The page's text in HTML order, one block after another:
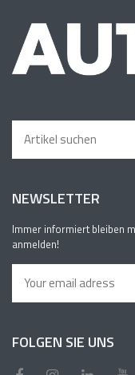
NEWSLETTER
Immer informiert bleiben
anmelden!
FOLGEN SIE UNS